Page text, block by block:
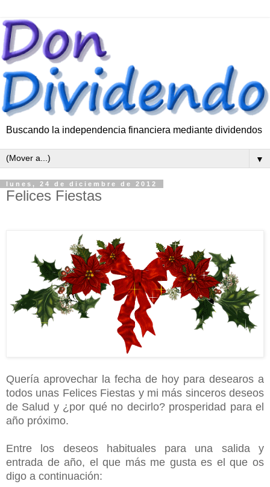
Buscando la independencia financiera mediante dividendos
▼
lunes, 24 de diciembre de 2012
Felices Fiestas
Quería aprovechar la fecha de hoy para desearos a
todos unas Felices Fiestas y mi más sinceros deseos
de Salud y ¿por qué no decirlo? prosperidad para el
año próximo.
Entre los deseos habituales para una salida y
entrada de año, el que más me gusta es el que os
digo a continuación: